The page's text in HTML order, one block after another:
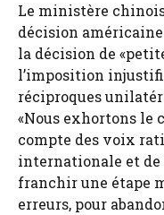
Le ministère
décision
la décision de
l’imposition
réciproques
«Nous exhortons le
compte des voix
internationale et de
franchir une étape
erreurs, pour